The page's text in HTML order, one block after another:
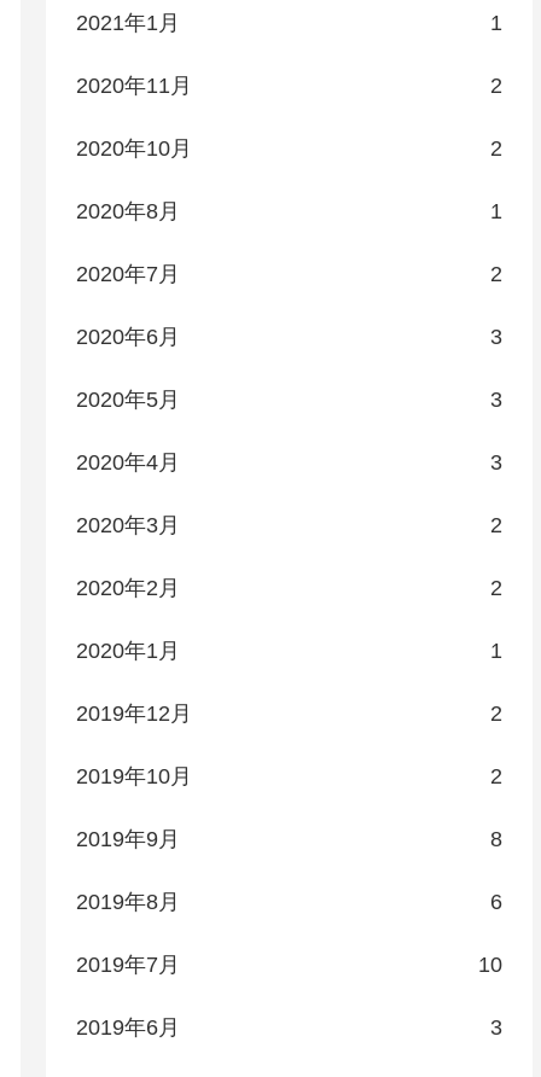
2021年1月 1
2020年11月 2
2020年10月 2
2020年8月 1
2020年7月 2
2020年6月 3
2020年5月 3
2020年4月 3
2020年3月 2
2020年2月 2
2020年1月 1
2019年12月 2
2019年10月 2
2019年9月 8
2019年8月 6
2019年7月 10
2019年6月 3